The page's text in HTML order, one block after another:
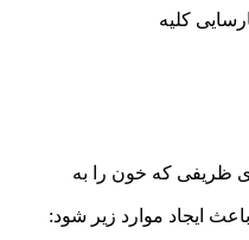
کلیه
ظریفی که خون را به
ایجاد موارد زیر شود: